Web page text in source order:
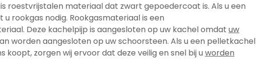
roestvrijstalen materiaal dat zwart gepoedercoat is. Als u een
rookgas nodig. Rookgasmateriaal is een
Deze kachelpijp is aangesloten op uw kachel omdat uw
worden aangesloten op uw schoorsteen. Als u een pelletkachel
koopt, zorgen wij ervoor dat deze veilig en snel bij u worden